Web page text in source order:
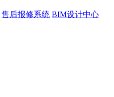
售后报修系统 BIM设计中心